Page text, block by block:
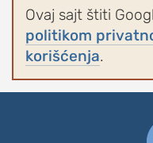
Ovaj sajt štiti
politikom
korišćenja.